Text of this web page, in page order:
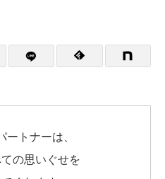
ートナーは、
の思いぐせを